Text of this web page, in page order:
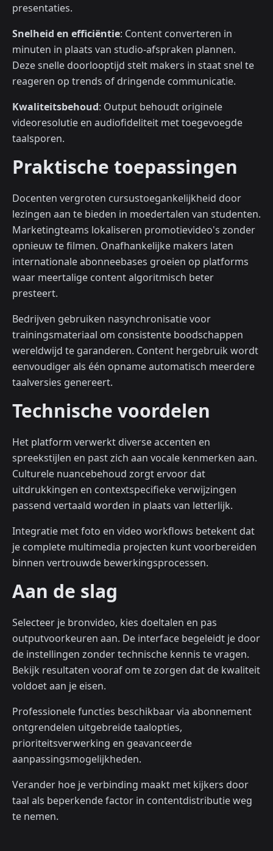
presentaties.
Snelheid en efficiëntie: Content converteren in
minuten in plaats van studio-afspraken plannen.
Deze snelle doorlooptijd stelt makers in staat snel te
reageren op trends of dringende communicatie.
Kwaliteitsbehoud: Output behoudt originele
videoresolutie en audiofideliteit met toegevoegde
taalsporen.
Praktische toepassingen
Docenten vergroten cursustoegankelijkheid door
lezingen aan te bieden in moedertalen van studenten.
Marketingteams lokaliseren promotievideo's zonder
opnieuw te filmen. Onafhankelijke makers laten
internationale abonneebases groeien op platforms
waar meertalige content algoritmisch beter
presteert.
Bedrijven gebruiken nasynchronisatie voor
trainingsmateriaal om consistente boodschappen
wereldwijd te garanderen. Content hergebruik wordt
eenvoudiger als één opname automatisch meerdere
taalversies genereert.
Technische voordelen
Het platform verwerkt diverse accenten en
spreekstijlen en past zich aan vocale kenmerken aan.
Culturele nuancebehoud zorgt ervoor dat
uitdrukkingen en contextspecifieke verwijzingen
passend vertaald worden in plaats van letterlijk.
Integratie met foto en video workflows betekent dat
je complete multimedia projecten kunt voorbereiden
binnen vertrouwde bewerkingsprocessen.
Aan de slag
Selecteer je bronvideo, kies doeltalen en pas
outputvoorkeuren aan. De interface begeleidt je door
de instellingen zonder technische kennis te vragen.
Bekijk resultaten vooraf om te zorgen dat de kwaliteit
voldoet aan je eisen.
Professionele functies beschikbaar via abonnement
ontgrendelen uitgebreide taalopties,
prioriteitsverwerking en geavanceerde
aanpassingsmogelijkheden.
Verander hoe je verbinding maakt met kijkers door
taal als beperkende factor in contentdistributie weg
te nemen.